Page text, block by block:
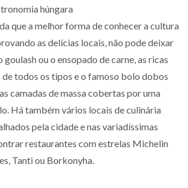
húngara
que a melhor forma de conhecer a cultura
as delícias locais, não pode deixar
ou o ensopado de carne, as ricas
de todos os tipos e o famoso bolo dobos
camadas de massa cobertas por uma
Há também vários locais de culinária
pela cidade e nas variadíssimas
restaurantes com estrelas Michelin
Tanti ou Borkonyha.